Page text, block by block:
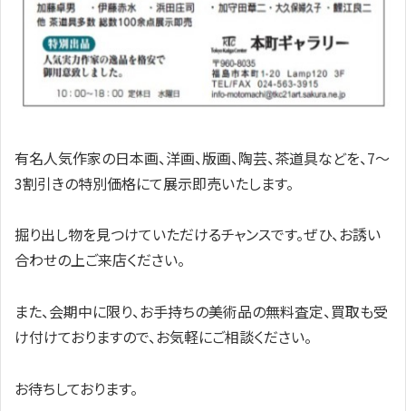
有名人気作家の日本画、洋画、版画、陶芸、茶道具などを、7～
3割引きの特別価格にて展示即売いたします。
掘り出し物を見つけていただけるチャンスです。ぜひ、お誘い
合わせの上ご来店ください。
また、会期中に限り、お手持ちの美術品の無料査定、買取も受
け付けておりますので、お気軽にご相談ください。
お待ちしております。